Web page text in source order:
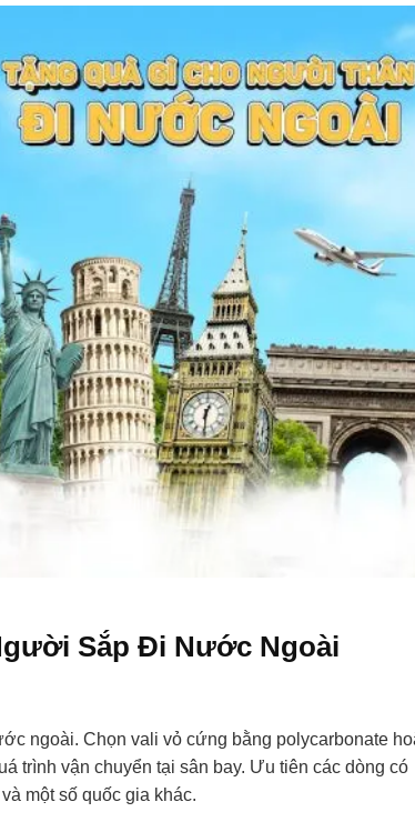
Sắp Đi Nước Ngoài
ngoài. Chọn vali vỏ cứng bằng polycarbonate
trình vận chuyển tại sân bay. Ưu tiên các dòng có
một số quốc gia khác.